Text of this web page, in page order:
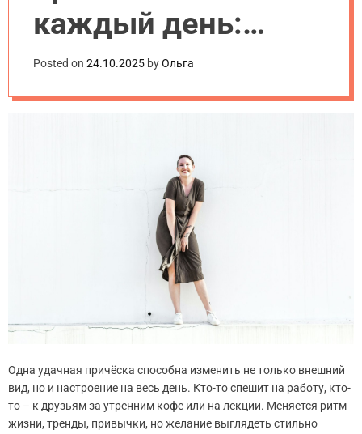
каждый день:
простые варианты
на 2025 год
Posted on 24.10.2025 byОльга
Одна удачная причёска способна изменить не только внешний
вид, но и настроение на весь день. Кто-то спешит на работу, кто-
то – к друзьям за утренним кофе или на лекции. Меняется ритм
жизни, тренды, привычки, но желание выглядеть стильно